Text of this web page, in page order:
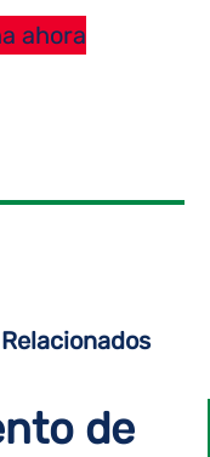
ahora
de